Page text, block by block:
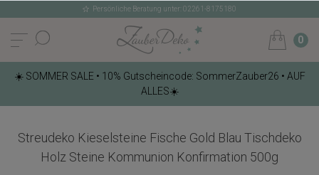
Persönliche Beratung unter: 02261-8175180
0
☀️ SOMMER SALE • 10% Gutscheincode: SommerZauber26 • AUF
ALLES☀️
Streudeko Kieselsteine Fische Gold Blau Tischdeko
Holz Steine Kommunion Konfirmation 500g